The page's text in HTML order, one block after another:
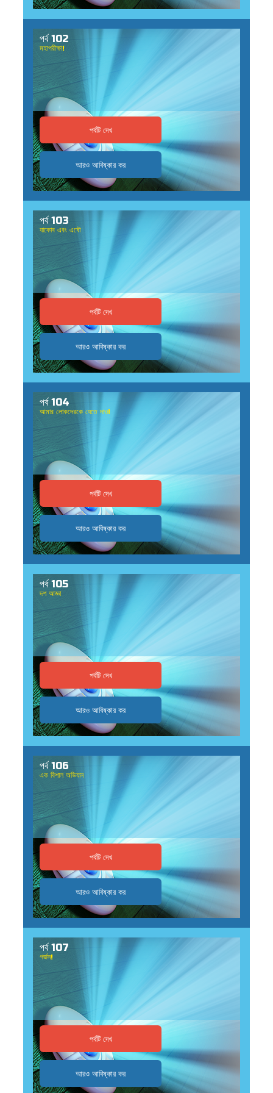
পর্ব 102
মহাপরীক্ষা!
পর্বটি দেখ
আরও আবিষ্কার কর
পর্ব 103
যাকোব এবং এষৌ
পর্বটি দেখ
আরও আবিষ্কার কর
পর্ব 104
আমার লোকদেরকে যেতে দাও!
পর্বটি দেখ
আরও আবিষ্কার কর
পর্ব 105
দশ আজ্ঞা
পর্বটি দেখ
আরও আবিষ্কার কর
পর্ব 106
এক বিশাল অভিযান
পর্বটি দেখ
আরও আবিষ্কার কর
পর্ব 107
গর্জন!
পর্বটি দেখ
আরও আবিষ্কার কর